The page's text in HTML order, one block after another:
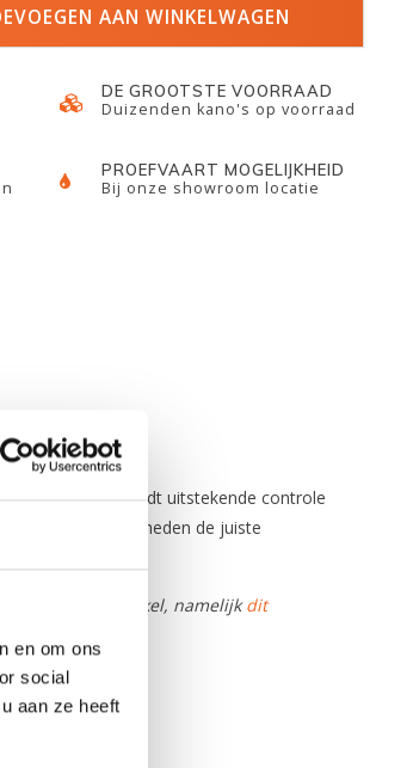
en om ons
social
aan ze heeft
AAN WINKELWAGEN
DE GROOTSTE VOORRAAD
Duizenden kano's op voorraad
PROEFVAART MOGELIJKHEID
Bij onze showroom locatie
neus en behoudt uitstekende controle
omstandigheden de juiste
in de winkel, namelijkdit